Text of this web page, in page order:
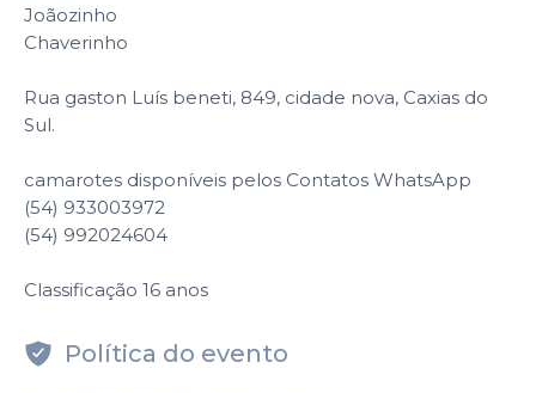
Joãozinho
Chaverinho
Rua gaston Luís beneti, 849, cidade nova, Caxias do
Sul.
camarotes disponíveis pelos Contatos WhatsApp
(54) 933003972
(54) 992024604
Classificação 16 anos
Política do evento